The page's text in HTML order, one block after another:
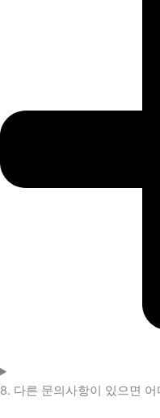
8. 다른 문의사항이 있으면